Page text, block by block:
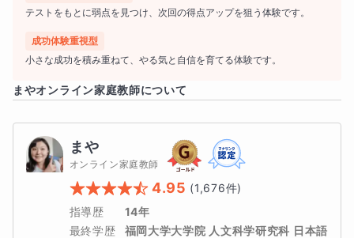
ら、「今どこがわかっていて、どこが難しいのか」を丁寧
に見ていきます。
ただ学校の内容をなぞるだけではなく、テストで実際に点
を取れるように、問題の解き方や答え方も一緒に確認して
さらに、読解力を高めるために、学校の学習内容とは別に
追加の読解問題
にも取り組みます。
読解問題に継続して触れることで、文章を読むことに慣
れ、内容をつかむ力や、問いに合った答えを考える力が少
テストをもとに弱点を見つけ、次回の得点アップを狙う体験です。
成功体験重視型
小さな成功を積み重ねて、やる気と自信を育てる体験です。
まやオンライン家庭教師について
まや
オンライン家庭教師
4.95 (1,676件)
指導歴
14年
最終学歴
福岡大学大学院 人文科学研究科 日本語